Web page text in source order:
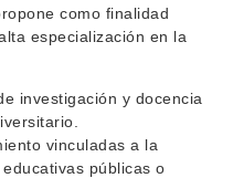
como finalidad
especialización en la
investigación y docencia
vinculadas a la
públicas o